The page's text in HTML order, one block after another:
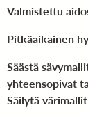
Valmistettu
Pitkäaikainen
Säästä
yhteensopivat
Säilytä